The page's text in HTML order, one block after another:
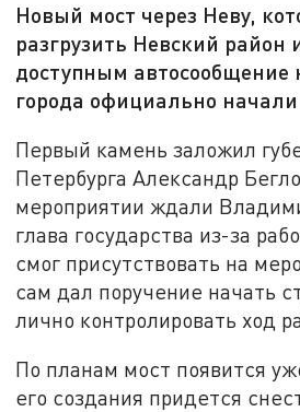
Новый мост через Неву,
разгрузить Невский район
доступным автосообщение
города официально начали
Первый камень заложил
Петербурга Александр
мероприятии ждали
глава государства из-за
смог присутствовать на
сам дал поручение начать
лично контролировать ход
По планам мост появится
его создания придется